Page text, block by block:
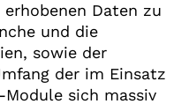
Daten zu
und die
sowie der
der im Einsatz
sich massiv